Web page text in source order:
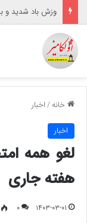
خانه/اخبار
اخبار
لغو همه
هفته جاری
۱۴۰۳-۰۳-۰۱ ۰